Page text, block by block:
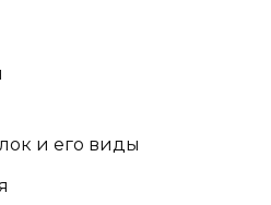
и его виды